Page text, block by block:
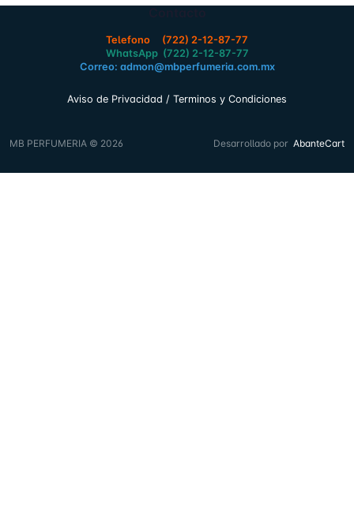
Telefono (722) 2-12-87-77
WhatsApp (722) 2-12-87-77
Correo: admon@mbperfumeria.com.mx
Aviso de Privacidad / Terminos y Condiciones
MB PERFUMERIA © 2026 Desarrollado por AbanteCart